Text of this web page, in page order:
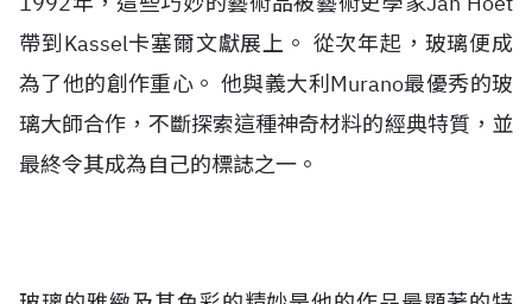
帶到Kassel卡塞爾文獻展上。 從次年起，玻璃便成
為了他的創作重心。 他與義大利Murano最優秀的玻
璃大師合作，不斷探索這種神奇材料的經典特質，並
最終令其成為自己的標誌之一。